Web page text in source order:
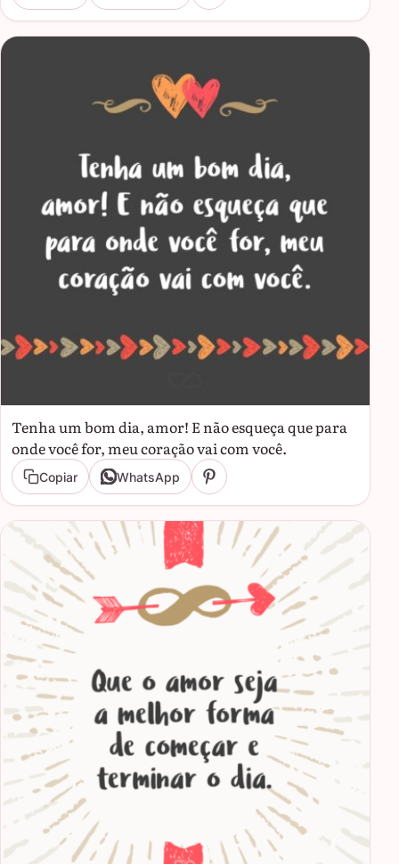
Tenha um bom dia, amor! E não esqueça que para
onde você for, meu coração vai com você.
Copiar WhatsApp